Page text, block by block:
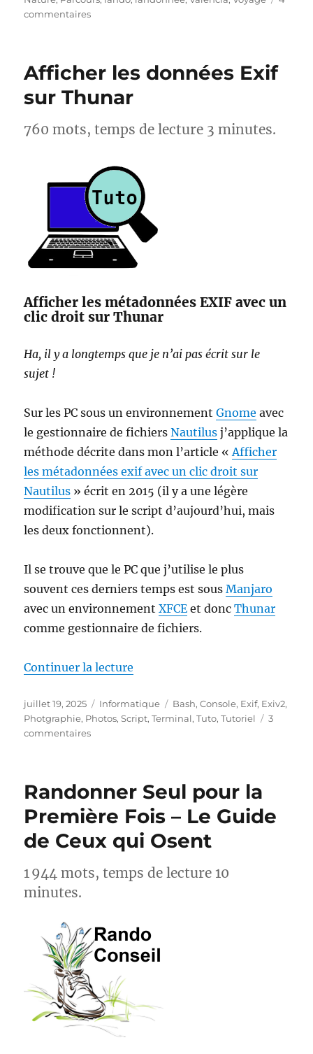
commentairessur
du
–
sportive
Afficher les données Exif
sur Thunar
760 mots, temps de lecture 3 minutes.
Afficher les métadonnées EXIF avec un
clic droit sur Thunar
Ha, il y a longtemps que je n’ai pas écrit sur le
sujet !
Sur les PC sous un environnementGnome avec
le gestionnaire de fichiersNautilus j’applique la
méthode décrite dans mon l’article « Afficher
les métadonnées exif avec un clic droit sur
Nautilus » écrit en 2015 (il y a une légère
modification sur le script d’aujourd’hui, mais
les deux fonctionnent).
Il se trouve que le PC que j’utilise le plus
souvent ces derniers temps est sousManjaro
avec un environnementXFCE et doncThunar
comme gestionnaire de fichiers.
Continuer la lecture
Publié
le
juillet 19, 2025 Catégories
Informatique Étiquettes
Bash,Console, Exif, Exiv2,
Photgraphie, Photos,Script,Terminal,Tuto,Tutoriel
3
commentairessur
Exif
Thunar
Randonner Seul pour la
Première Fois – Le Guide
de Ceux qui Osent
1 944 mots, temps de lecture 10
minutes.